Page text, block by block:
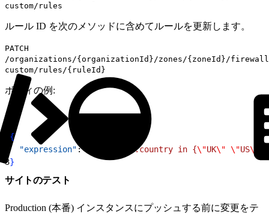
custom/rules
ルール ID を次のメソッドに含めてルールを更新します。
PATCH
/organizations/{organizationId}/zones/{zoneId}/
custom/rules/{ruleId}
ボディの例:
{
  "expression"
: "(ip.geoip.country in {\"UK\" \"US\"
3}
サイトのテスト
Production (本番) インスタンスにプッシュする前に変更をテ